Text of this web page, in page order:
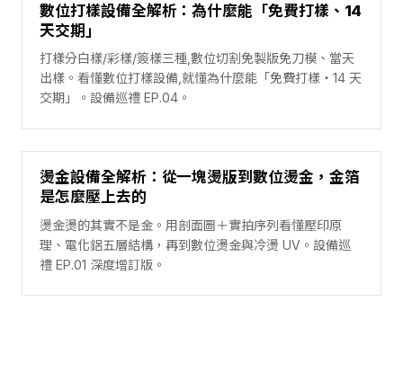
數位打樣設備全解析：為什麼能「免費打樣、14
天交期」
打樣分白樣/彩樣/簽樣三種,數位切割免製版免刀模、當天
出樣。看懂數位打樣設備,就懂為什麼能「免費打樣・14 天
交期」。設備巡禮 EP.04。
燙金設備全解析：從一塊燙版到數位燙金，金箔
是怎麼壓上去的
燙金燙的其實不是金。用剖面圖＋實拍序列看懂壓印原
理、電化鋁五層結構，再到數位燙金與冷燙 UV。設備巡
禮 EP.01 深度增訂版。